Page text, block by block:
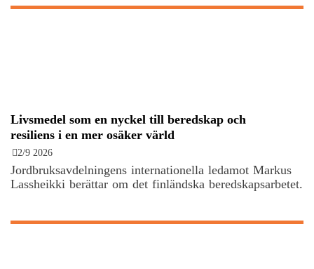
Livsmedel som en nyckel till beredskap och
resiliens i en mer osäker värld
2/9 2026
Jordbruksavdelningens internationella ledamot Markus
Lassheikki berättar om det finländska beredskapsarbetet.